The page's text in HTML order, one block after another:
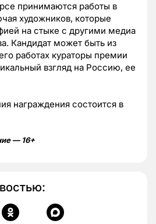
принимаются работы в
художников, которые
на стыке с другими медиа
Кандидат может быть из
работах кураторы премии
взгляд на Россию, ее
награждения состоится в
— 16+